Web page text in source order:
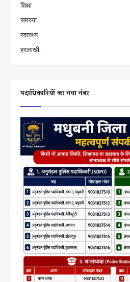
शिक्षा
समस्या
स्वास्थ्य
हरलाखी
पदाधिकारियों का नया नंबर